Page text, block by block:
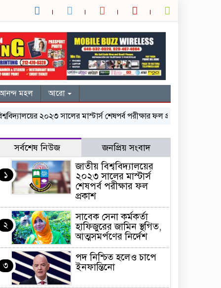
মহল আরো
২০২৩ সালের মাস্টার্স শেষপর্ব পরীক্ষার ফল প্রকাশ
সর্বশেষ নিউজ জনপ্রিয় সংবাদ
১
জাতীয় বিশ্ববিদ্যালয়ের
২০২৩ সালের মাস্টার্স
শেষপর্ব পরীক্ষার ফল
প্রকাশ
২
সাবেক সেনা কর্মকর্তা
হাফিজুরের জামিন স্থগিত,
আত্মসমর্পণের নির্দেশ
৩
পদ নিশ্চিত হলেও চাপে
ইনফান্তিনো